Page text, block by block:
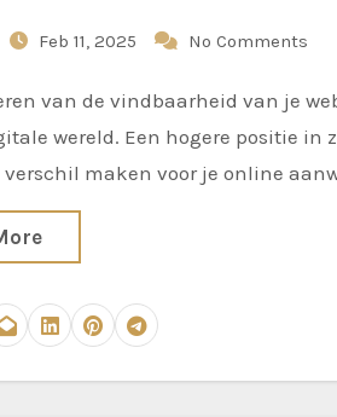
Feb 11, 2025 No Comments
wereld. Een hogere positie in
verschil maken voor je online